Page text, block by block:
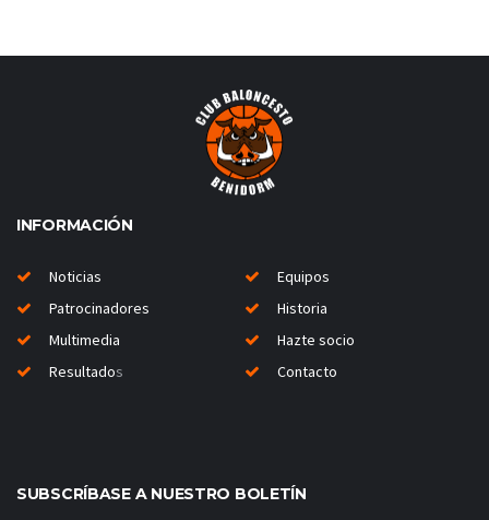
INFORMACIÓN
Noticias
Equipos
Patrocinadores
Historia
Multimedia
Hazte socio
Resultados Contacto
SUBSCRÍBASE A NUESTRO BOLETÍN